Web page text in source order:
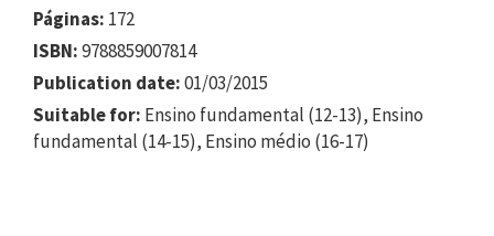
Páginas: 172
ISBN:9788859007814
Publication date:01/03/2015
Suitable for: Ensino fundamental (12-13), Ensino
fundamental (14-15), Ensino médio (16-17)